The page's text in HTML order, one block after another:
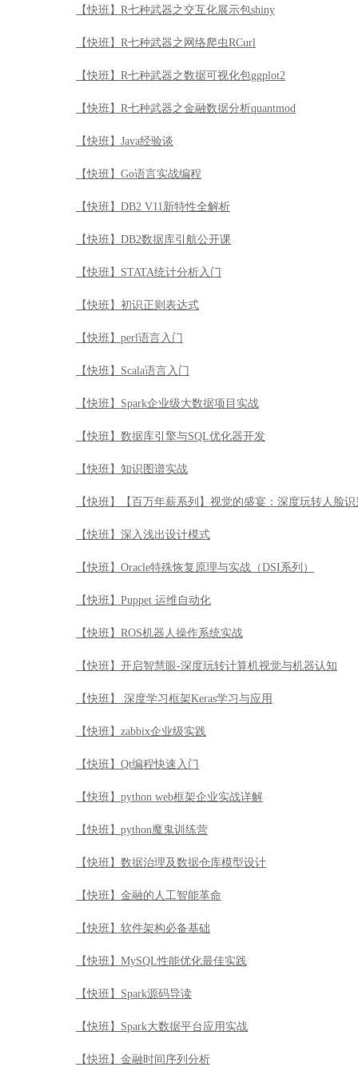
【快班】R七种武器之交互化展示包shiny
【快班】R七种武器之网络爬虫RCurl
【快班】R七种武器之数据可视化包ggplot2
【快班】R七种武器之金融数据分析quantmod
【快班】Java经验谈
【快班】Go语言实战编程
【快班】DB2 V11新特性全解析
【快班】DB2数据库引航公开课
【快班】STATA统计分析入门
【快班】初识正则表达式
【快班】perl语言入门
【快班】Scala语言入门
【快班】Spark企业级大数据项目实战
【快班】数据库引擎与SQL优化器开发
【快班】知识图谱实战
【快班】【百万年薪系列】视觉的盛宴：深度玩转人脸识
【快班】深入浅出设计模式
【快班】Oracle特殊恢复原理与实战（DSI系列）
【快班】Puppet 运维自动化
【快班】ROS机器人操作系统实战
【快班】开启智慧眼-深度玩转计算机视觉与机器认知
【快班】 深度学习框架Keras学习与应用
【快班】zabbix企业级实践
【快班】Qt编程快速入门
【快班】python web框架企业实战详解
【快班】python魔鬼训练营
【快班】数据治理及数据仓库模型设计
【快班】金融的人工智能革命
【快班】软件架构必备基础
【快班】MySQL性能优化最佳实践
【快班】Spark源码导读
【快班】Spark大数据平台应用实战
【快班】金融时间序列分析